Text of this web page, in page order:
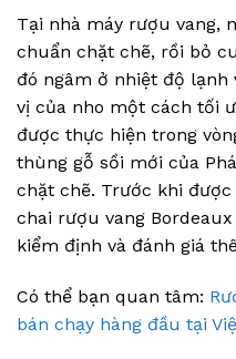
Tại nhà máy rượu vang,
chuẩn chặt chẽ, rồi bỏ
đó ngâm ở nhiệt độ lạnh
vị của nho một cách tối
được thực hiện trong
thùng gỗ sồi mới của
chặt chẽ. Trước khi
chai rượu vang
kiểm định và đánh giá
Có thể bạn quan tâm:
bán chạy hàng đầu tại